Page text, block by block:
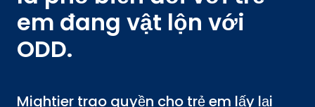
em đang vật lộn với
ODD.
Mightier trao quyền cho trẻ em lấy lại